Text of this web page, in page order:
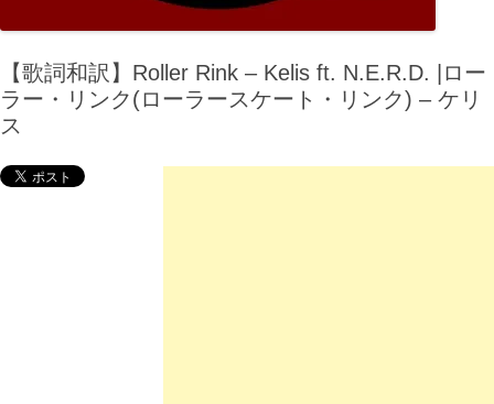
【歌詞和訳】Roller Rink – Kelis ft. N.E.R.D. |ロー
ラー・リンク(ローラースケート・リンク) – ケリ
ス